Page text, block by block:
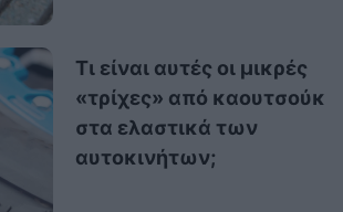
Τι είναι αυτές οι μικρές
«τρίχες» από καουτσούκ
στα ελαστικά των
αυτοκινήτων;